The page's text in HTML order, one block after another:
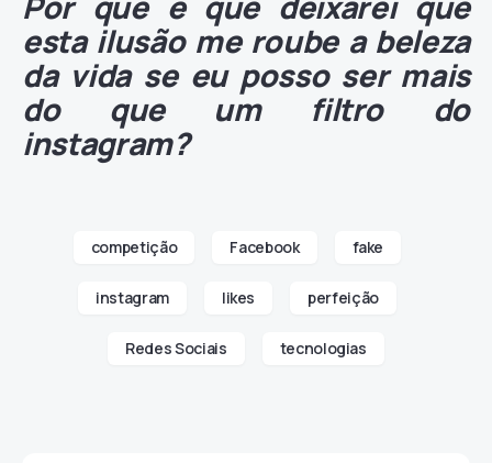
esta ilusão me roube a beleza
da vida se eu posso ser mais
do que um filtro do
instagram?
competição Facebook fake
instagram likes perfeição
Redes Sociais tecnologias